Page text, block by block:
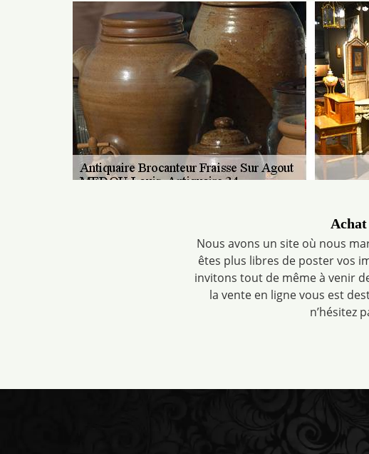
Nous avons un site où nous
êtes plus libres de poster vos
invitons tout de même à venir
la vente en ligne vous est
n’hésitez